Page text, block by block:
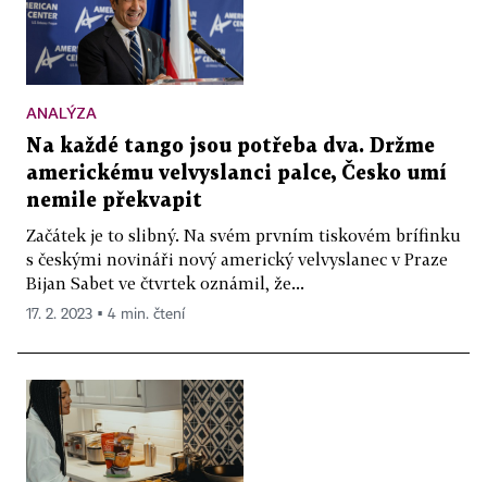
ANALÝZA
Na každé tango jsou potřeba dva. Držme
americkému velvyslanci palce, Česko umí
nemile překvapit
Začátek je to slibný. Na svém prvním tiskovém brífinku
s českými novináři nový americký velvyslanec v Praze
Bijan Sabet ve čtvrtek oznámil, že...
17. 2. 2023 ▪ 4 min. čtení